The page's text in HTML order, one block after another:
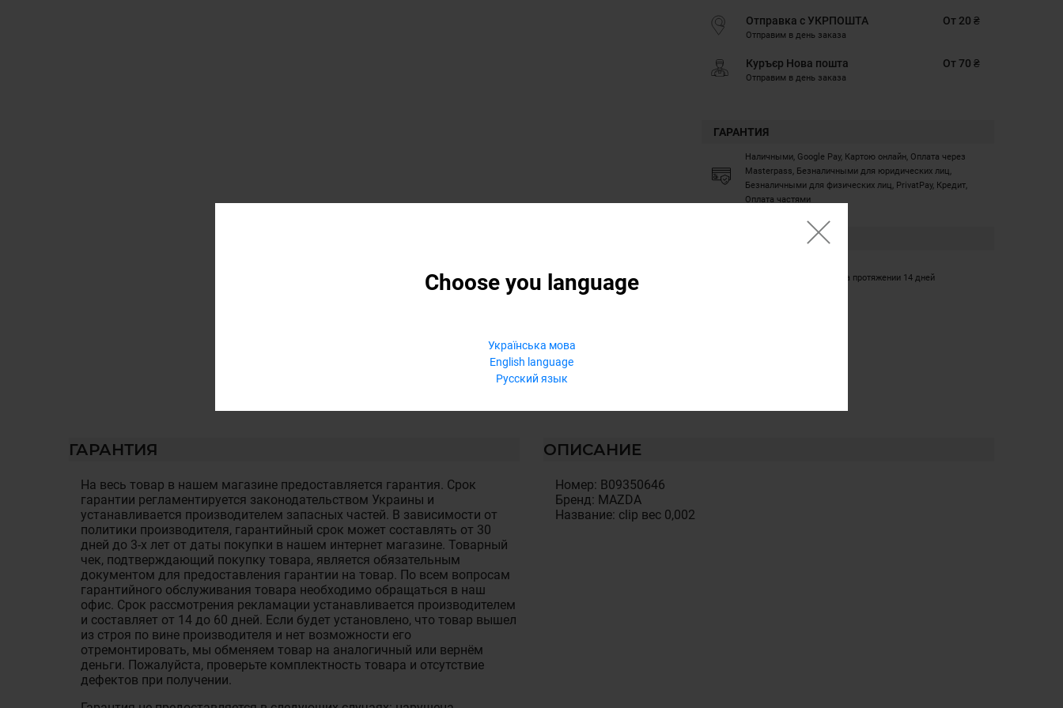
Choose you language
Українська мова
English language
Русский язык
Отправка с УКРПОШТА
Отправим в день заказа
От 20 ₴
Куръєр Нова пошта
Отправим в день заказа
От 70 ₴
ГАРАНТИЯ
Наличными, Google Pay, Картою онлайн, Оплата через
Masterpass, Безналичными для юридических лиц,
Безналичными для физических лиц, PrivatPay, Кредит,
Оплата частями
Обмен/возврат товара на протяжении 14 дней
ГАРАНТИЯ
На весь товар в нашем магазине предоставляется гарантия. Срок
гарантии регламентируется законодательством Украины и
устанавливается производителем запасных частей. В зависимости от
политики производителя, гарантийный срок может составлять от 30
дней до 3-х лет от даты покупки в нашем интернет магазине. Товарный
чек, подтверждающий покупку товара, является обязательным
документом для предоставления гарантии на товар. По всем вопросам
гарантийного обслуживания товара необходимо обращаться в наш
офис. Срок рассмотрения рекламации устанавливается производителем
и составляет от 14 до 60 дней. Если будет установлено, что товар вышел
из строя по вине производителя и нет возможности его
отремонтировать, мы обменяем товар на аналогичный или вернём
деньги. Пожалуйста, проверьте комплектность товара и отсутствие
дефектов при получении.
ОПИСАНИЕ
Номер: B09350646
Бренд: MAZDA
Название: clip вес 0,002